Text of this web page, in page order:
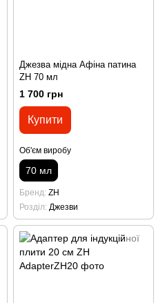
Джезва мідна Афіна патина
ZH 70 мл
1 700 грн
Купити
Об'єм виробу
70 мл
Бренд ZH
Розділ Джезви